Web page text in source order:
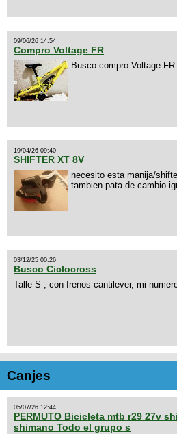
09/06/26 14:54
Compro Voltage FR
Busco compro Voltage
19/04/26 09:40
SHIFTER XT 8V
necesito esta manija/
tambien pata de cambio
03/12/25 00:26
Busco Ciclocross
Talle S , con frenos cantilever, mi
Canjes
05/07/26 12:44
PERMUTO Bicicleta mtb r29 27v
shimano Todo el grupo s